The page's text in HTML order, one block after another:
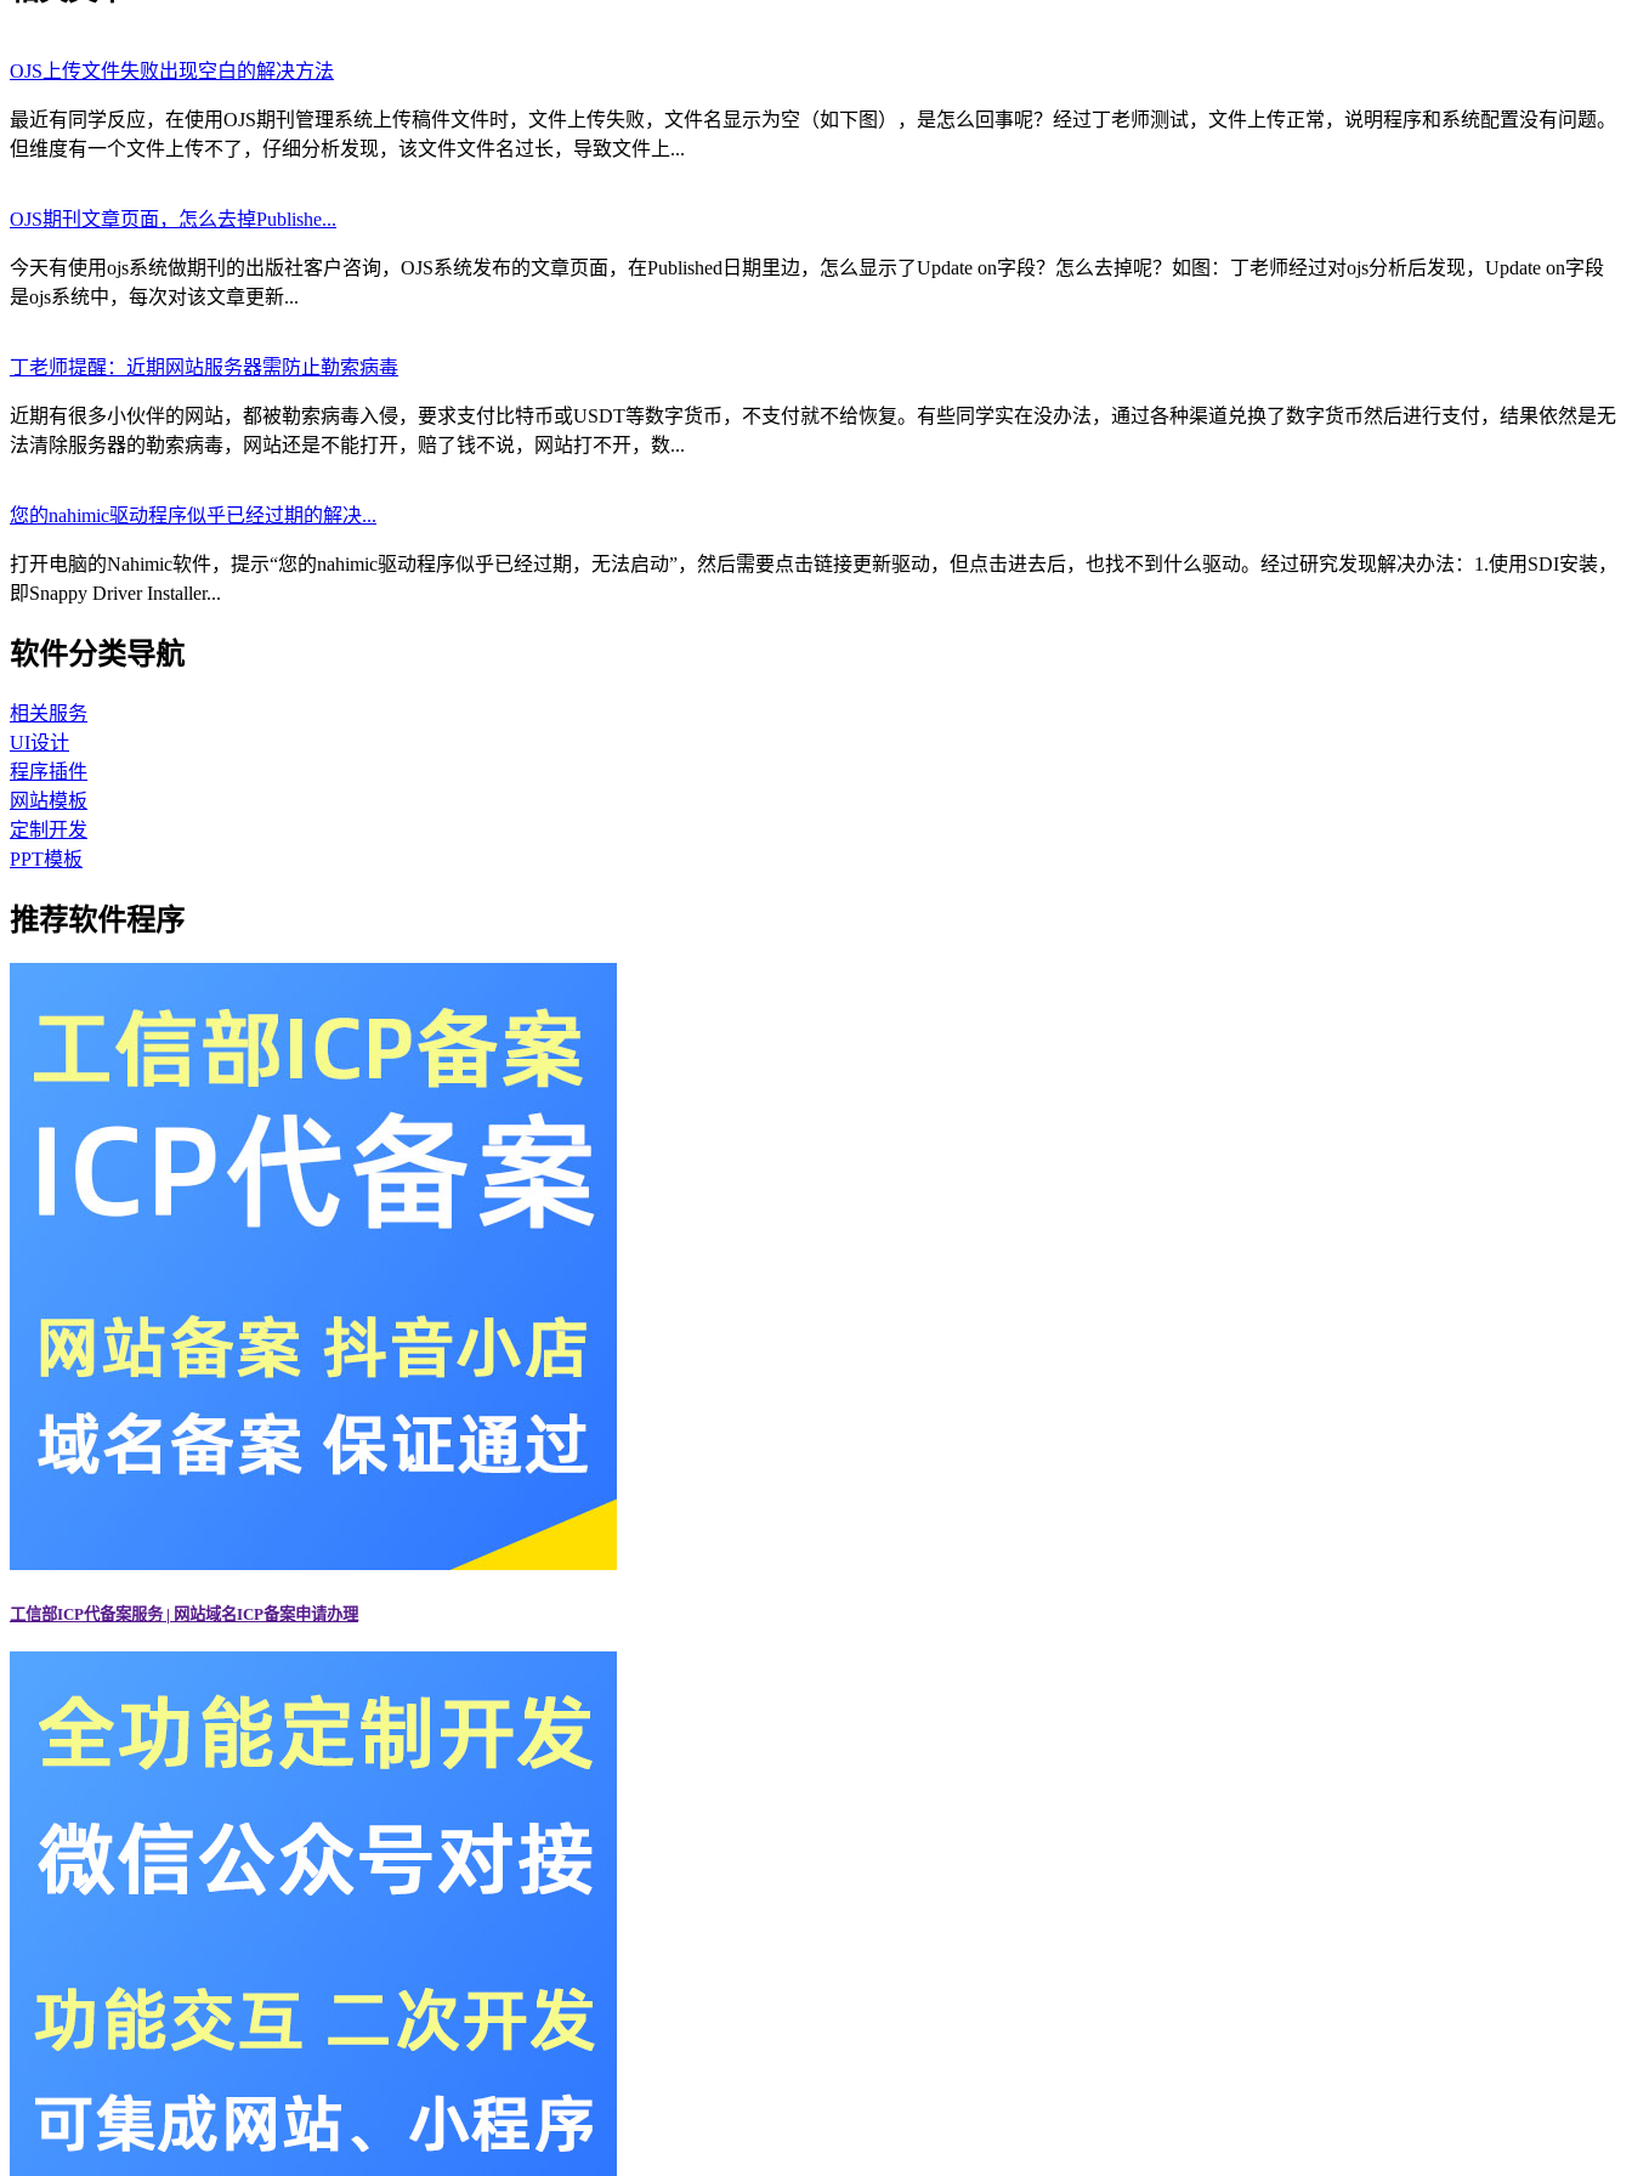
OJS上传文件失败出现空白的解决方法
最近有同学反应，在使用OJS期刊管理系统上传稿件文件时，文件上传失败，文件名显示为空（如下图），是怎么回事呢？经过丁老师测试，文件上传正常，说明程序和系统配置没有问题。
但维度有一个文件上传不了，仔细分析发现，该文件文件名过长，导致文件上...
OJS期刊文章页面，怎么去掉Publishe...
今天有使用ojs系统做期刊的出版社客户咨询，OJS系统发布的文章页面，在Published日期里边，怎么显示了Update on字段？怎么去掉呢？如图：丁老师经过对ojs分析后发现，Update on字段
是ojs系统中，每次对该文章更新...
丁老师提醒：近期网站服务器需防止勒索病毒
近期有很多小伙伴的网站，都被勒索病毒入侵，要求支付比特币或USDT等数字货币，不支付就不给恢复。有些同学实在没办法，通过各种渠道兑换了数字货币然后进行支付，结果依然是无
法清除服务器的勒索病毒，网站还是不能打开，赔了钱不说，网站打不开，数...
您的nahimic驱动程序似乎已经过期的解决...
打开电脑的Nahimic软件，提示“您的nahimic驱动程序似乎已经过期，无法启动”，然后需要点击链接更新驱动，但点击进去后，也找不到什么驱动。经过研究发现解决办法：1.使用SDI安装，
即Snappy Driver Installer...
软件分类导航
相关服务
UI设计
程序插件
网站模板
定制开发
PPT模板
推荐软件程序
工信部ICP代备案服务 | 网站域名ICP备案申请办理